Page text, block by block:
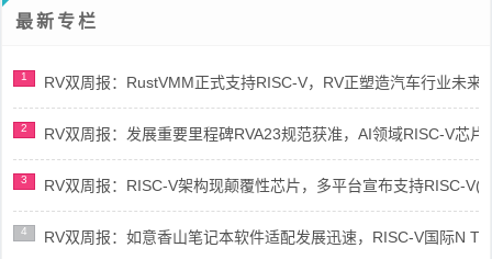
最新专栏
1 RV双周报：RustVMM正式支持RISC-V，RV正塑造汽车行业未来
2 RV双周报：发展重要里程碑RVA23规范获准，AI领域RISC-V芯
3 RV双周报：RISC-V架构现颠覆性芯片，多平台宣布支持RISC-V(
4 RV双周报：如意香山笔记本软件适配发展迅速，RISC-V国际N